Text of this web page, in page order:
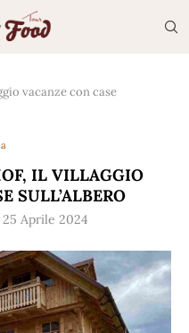
vacanze con case
IL VILLAGGIO
SULL’ALBERO
25 Aprile 2024